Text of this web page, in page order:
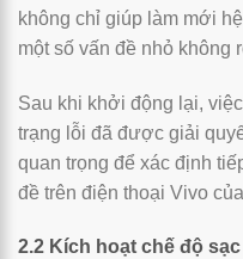
không chỉ giúp làm mới
một số vấn đề nhỏ không
Sau khi khởi động lại,
trạng lỗi đã được giải
quan trọng để xác định
đề trên điện thoại Vivo
2.2 Kích hoạt chế độ